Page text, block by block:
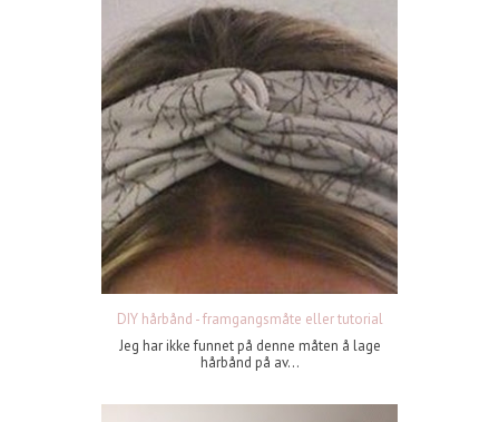
DIY hårbånd - framgangsmåte eller tutorial
Jeg har ikke funnet på denne måten å lage
hårbånd på av...